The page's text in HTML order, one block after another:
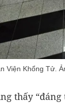
Viện Khổng Tử.
thấy